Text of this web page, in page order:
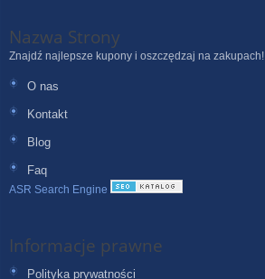
Nazwa Strony
Znajdź najlepsze kupony i oszczędzaj na zakupach!
O nas
Kontakt
Blog
Faq
ASR Search Engine
Informacje prawne
Polityka prywatności